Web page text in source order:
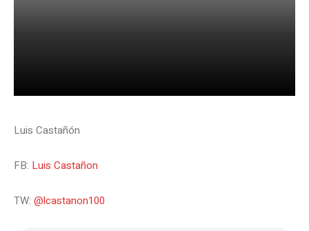
Luis Castañón
FB: Luis Castañon
TW: @lcastanon100